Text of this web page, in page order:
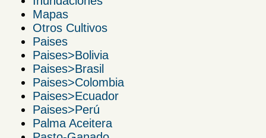
Mapas
Otros Cultivos
Paises
Paises>Bolivia
Paises>Brasil
Paises>Colombia
Paises>Ecuador
Paises>Perú
Palma Aceitera